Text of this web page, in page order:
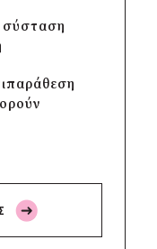
σύσταση
τον